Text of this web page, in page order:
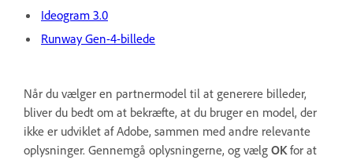
Ideogram 3.0
Runway Gen-4-billede
Når du vælger en partnermodel til at generere billeder,
bliver du bedt om at bekræfte, at du bruger en model, der
ikke er udviklet af Adobe, sammen med andre relevante
oplysninger. Gennemgå oplysningerne, og vælg OKfor at